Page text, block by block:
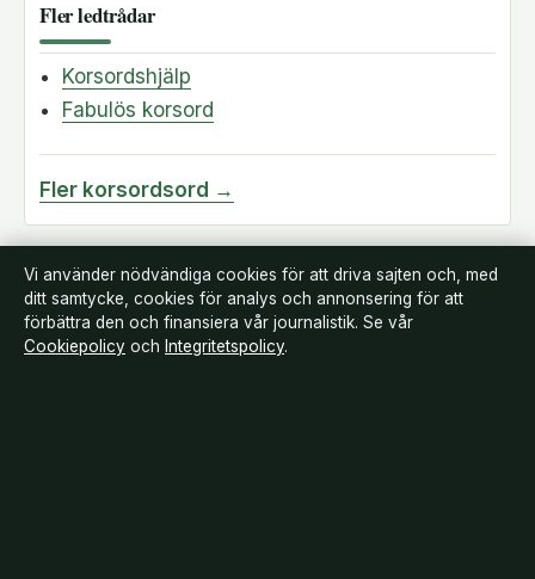
Fler ledtrådar
Korsordshjälp
Fabulös korsord
Fler korsordsord →
Landsortstidningen
Vi använder nödvändiga cookies för att driva sajten och, med
ditt samtycke, cookies för analys och annonsering för att
förbättra den och finansiera vår journalistik. Se vår
Cookiepolicy och Integritetspolicy.